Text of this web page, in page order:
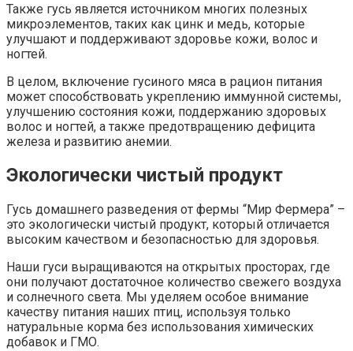
Также гусь является источником многих полезных
микроэлементов, таких как цинк и медь, которые
улучшают и поддерживают здоровье кожи, волос и
ногтей.
В целом, включение гусиного мяса в рацион питания
может способствовать укреплению иммунной системы,
улучшению состояния кожи, поддержанию здоровых
волос и ногтей, а также предотвращению дефицита
железа и развитию анемии.
Экологически чистый продукт
Гусь домашнего разведения от фермы “Мир Фермера” –
это экологически чистый продукт, который отличается
высоким качеством и безопасностью для здоровья.
Наши гуси выращиваются на открытых просторах, где
они получают достаточное количество свежего воздуха
и солнечного света. Мы уделяем особое внимание
качеству питания наших птиц, используя только
натуральные корма без использования химических
добавок и ГМО.